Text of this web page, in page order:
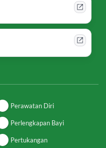
Perawatan Diri
Perlengkapan Bayi
Pertukangan